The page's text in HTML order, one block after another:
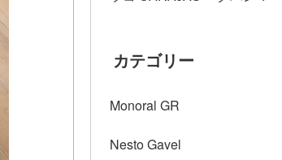
カテゴリー
Monoral GR
Nesto Gavel